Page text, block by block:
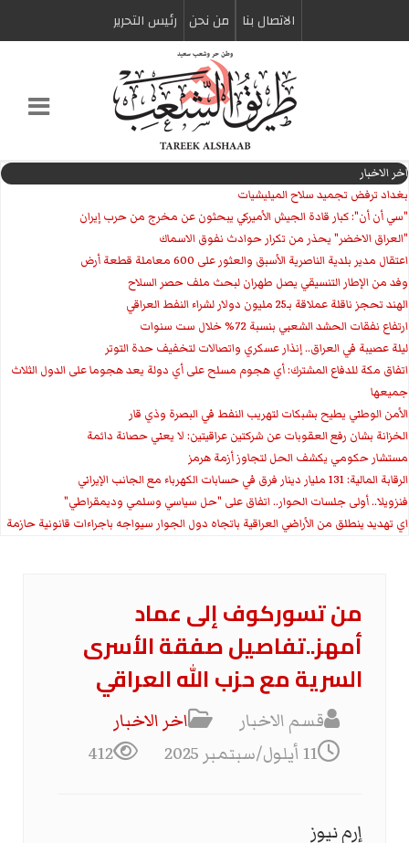
الاتصال بنا من نحن رئیس التحریر
اخر الاخبار
بغداد ترفض تجميد سلاح الميليشيات
"سي أن أن": كبار قادة الجيش الأميركي يبحثون عن مخرج من حرب إيران
"العراق الاخضر" يحذر من تكرار حوادث نفوق الاسماك
اعتقال مدير بلدية الناصرية الأسبق والعثور على 600 معاملة قطعة أرض
وفد من الإطار التنسيقي يصل طهران لبحث ملف حصر السلاح
الهند تحجز ناقلة عملاقة بـ25 مليون دولار لشراء النفط العراقي
ارتفاع نفقات الحشد الشعبي بنسبة 72% خلال ست سنوات
ليلة عصيبة في العراق.. إنذار عسكري واتصالات لتخفيف حدة التوتر
‏اتفاق مكة للدفاع المشترك: أي هجوم مسلح على أي دولة يعد هجوما على الدول الثلاث
جميعها
الأمن الوطني يطيح بشبكات لتهريب النفط في البصرة وذي قار
الخزانة بشان رفع العقوبات عن شركتين عراقيتين: لا يعني حصانة دائمة
مستشار حكومي يكشف الحل لتجاوز أزمة هرمز
الرقابة المالية: 131 مليار دينار فرق في حسابات الكهرباء مع الجانب الإيراني
فنزويلا.. أولى جلسات الحوار.. اتفاق على "حل سياسي وسلمي وديمقراطي"
اي تهديد ينطلق من الأراضي العراقية باتجاه دول الجوار سيواجه باجراءات قانونية حازمة
من تسوركوف إلى عماد
أمهز..تفاصيل صفقة الأسرى
السرية مع حزب الله العراقي
قسم الاخبار
اخر الاخبار
11 أيلول/سبتمبر 2025
412
إرم نيوز